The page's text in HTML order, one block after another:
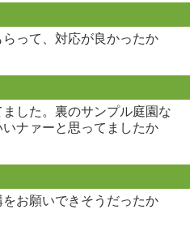
って、対応が良かったか
した。裏のサンプル庭園な
ナァーと思ってましたか
お願いできそうだったか